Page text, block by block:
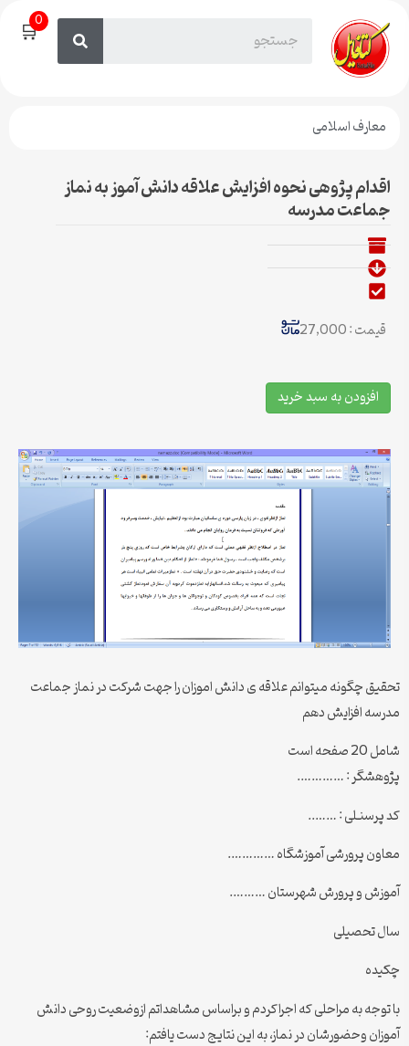
🛒0
معارف اسلامی
اقدام پژوهی نحوه افزایش علاقه دانش آموز به نماز
جماعت مدرسه
قیمت : 27,000
افزودن به سبد خرید
تحقیق چگونه میتوانم علاقه ی دانش اموزان را جهت شرکت در نماز جماعت
مدرسه افزایش دهم
شامل 20 صفحه است
پژوهشگر : ………….
کد پرسنـلی : ……..
معاون پرورشی آموزشگاه ………….
آموزش و پرورش شهرستان ……….
سال تحصیلی
چکیده
با توجه به مراحلی که اجراکردم و براساس مشاهداتم ازوضعیت روحی دانش
آموزان وحضورشان در نماز، به این نتایج دست یافتم: